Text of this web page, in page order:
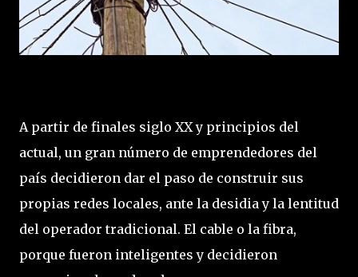
A partir de finales siglo XX y principios del
actual, un gran número de emprendedores del
país decidieron dar el paso de construir sus
propias redes locales, ante la desidia y la lentitud
del operador tradicional. El cable o la fibra,
porque fueron inteligentes y decidieron